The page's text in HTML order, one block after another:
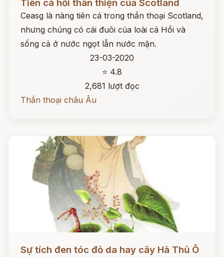
Tiên cá hồi thân thiện của Scotland
Ceasg là nàng tiên cá trong thần thoại Scotland,
nhưng chúng có cái đuôi của loài cá Hồi và
sống cả ở nước ngọt lẫn nước mặn.
23-03-2020
⭐ 4.8
2,681 lượt đọc
Thần thoại châu Âu
Sự tích đen tóc đỏ da hay cây Hà Thủ Ô